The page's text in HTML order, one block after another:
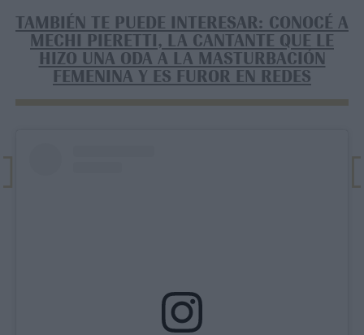
TAMBIÉN TE PUEDE INTERESAR: CONOCÉ A
MECHI PIERETTI, LA CANTANTE QUE LE
HIZO UNA ODA A LA MASTURBACIÓN
FEMENINA Y ES FUROR EN REDES